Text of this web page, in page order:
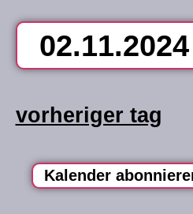
02.11.2024
datum
wählen.
vorheriger tag
Kalender